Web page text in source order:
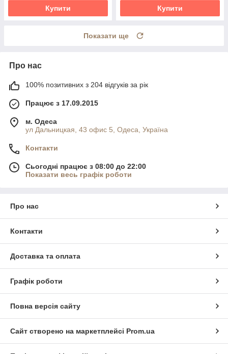
Купити Купити
Показати ще
Про нас
100% позитивних з 204 відгуків за рік
Працює з 17.09.2015
м. Одеса
ул Дальницкая, 43 офис 5, Одеса, Україна
Контакти
Сьогодні працює з 08:00 до 22:00
Показати весь графік роботи
Про нас
Контакти
Доставка та оплата
Графік роботи
Повна версія сайту
Сайт створено на маркетплейсі Prom.ua